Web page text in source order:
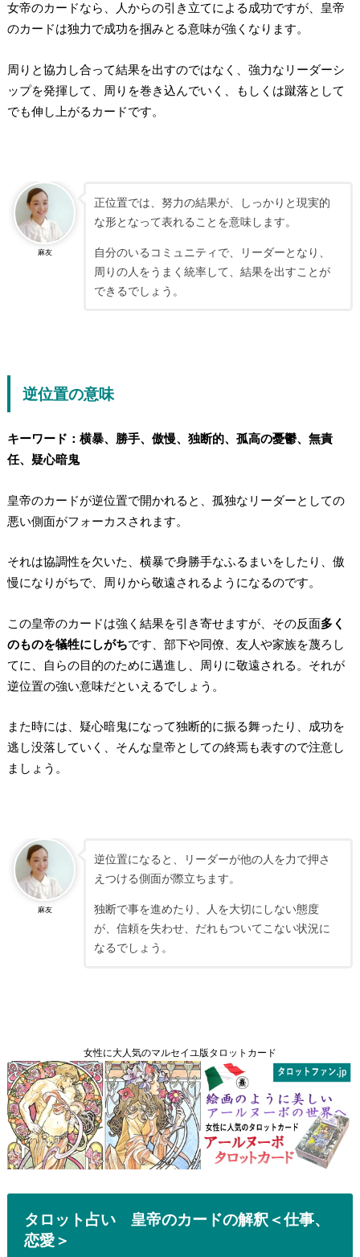
女帝のカードなら、人からの引き立てによる成功ですが、皇帝
のカードは独力で成功を掴みとる意味が強くなります。
周りと協力し合って結果を出すのではなく、強力なリーダーシ
ップを発揮して、周りを巻き込んでいく、もしくは蹴落として
でも伸し上がるカードです。
麻友
正位置では、努力の結果が、しっかりと現実的
な形となって表れることを意味します。
自分のいるコミュニティで、リーダーとなり、
周りの人をうまく統率して、結果を出すことが
できるでしょう。
逆位置の意味
キーワード：横暴、勝手、傲慢、独断的、孤高の憂鬱、無責
任、疑心暗鬼
皇帝のカードが逆位置で開かれると、 孤独なリーダーとしての
悪い側面がフォーカスされます。
それは協調性を欠いた、横暴で身勝手なふるまいをしたり、傲
慢になりがちで、周りから敬遠されるようになるのです。
この皇帝のカードは強く結果を引き寄せますが、その反面多く
のものを犠牲にしがちです、部下や同僚、友人や家族を蔑ろし
てに、自らの目的のために邁進し、周りに敬遠される。それが
逆位置の強い意味だといえるでしょう。
また時には、疑心暗鬼になって独断的に振る舞ったり、成功を
逃し没落していく、そんな皇帝としての終焉も表すので注意し
ましょう。
麻友
逆位置になると、リーダーが他の人を力で押さ
えつける側面が際立ちます。
独断で事を進めたり、人を大切にしない態度
が、信頼を失わせ、だれもついてこない状況に
なるでしょう。
女性に大人気のマルセイユ版タロットカード
タロット占い 皇帝のカードの解釈＜仕事、
恋愛＞